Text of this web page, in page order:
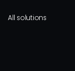
All solutions